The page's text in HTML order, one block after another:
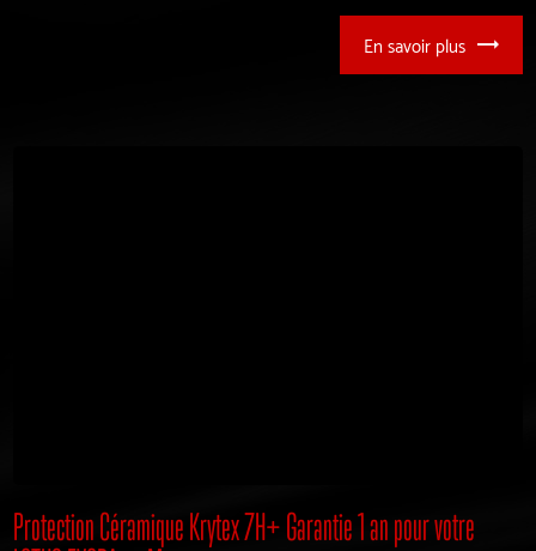
En savoir plus
Protection Céramique Krytex 7H+ Garantie 1 an pour votre